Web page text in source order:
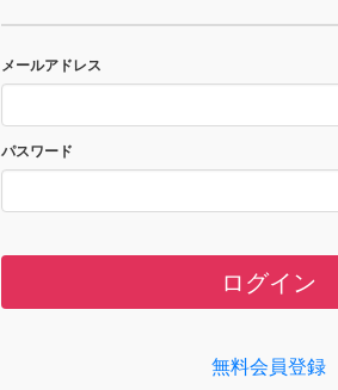
メールアドレス
パスワード
ログイン
無料会員登録